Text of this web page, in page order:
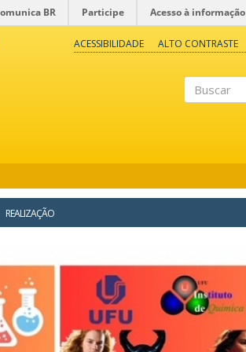
BR Participe Acesso à informação
ACESSIBILIDADE ALTO CONTRASTE
REALIZAÇÃO